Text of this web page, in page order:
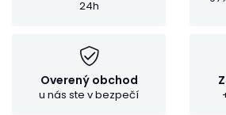
24h
Overený obchod
u nás ste v bezpečí